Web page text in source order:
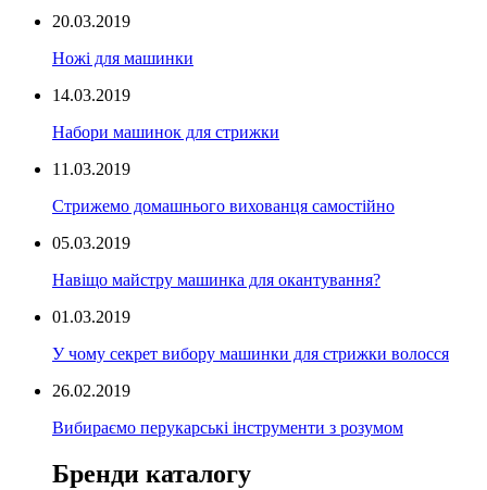
20.03.2019
Ножі для машинки
14.03.2019
Набори машинок для стрижки
11.03.2019
Стрижемо домашнього вихованця самостійно
05.03.2019
Навіщо майстру машинка для окантування?
01.03.2019
У чому секрет вибору машинки для стрижки волосся
26.02.2019
Вибираємо перукарські інструменти з розумом
Бренди каталогу